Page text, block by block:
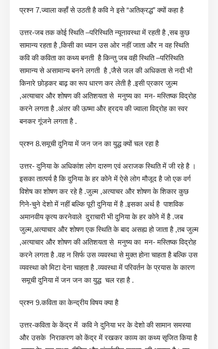
प्रश्न 7.ज्वाला कहाँ से उठती है कवि ने इसे “अतिक्रद्ध” क्यों कहा है
उत्तर-जब तक कोई स्थिति –परिस्थिति न्यूनावस्था में रहती है ,सब कुछ
सामान्य रहता है ,किसी का ध्यान उस ओर नहीं जाता और न वह स्थिति
कवि की कविता का कथ्य बनती है किन्तु जब वही स्थिति –परिस्थिति
सामान्य से असामान्य बनने लगती है ,जैसे जल की अधिकता से नदी भी
किनारे छोड़कर बाढ़ का रूप धारण कर लेती है .इसी प्रकार जुल्म
,अत्याचार और शोषण की अतिशयता से मनुष्य का मन- मस्तिष्क विद्रोह
करने लगता है .अंतर की ऊष्मा और ह्रदय की ज्वाला विद्रोह का स्वर
बनकर गूंजने लगता है .
प्रश्न 8.समूची दुनिया में जन जन का युद्ध क्यों चल रहा है
उत्तर- दुनिया के अधिकांश लोग दारुण एवं अराजक स्थिति में जी रहे है ।
इसका तात्पर्य है कि दुनिया के हर कोने में ऐसे लोग मौजूद है जो एक वर्ग
विशेष का शोषण कर रहे है .जुल्म ,अत्याचर और शोषण के शिकार कुछ
गिने-चुने देशो में नहीं बल्कि पूरी दुनिया में है .इसका अर्थ है पाशविक
अमानवीय कृत्य करनेवाले दुराचारी भी दुनिया के हर कोने में है .जब
जुल्म,अत्याचार और शोषण एक स्थिति के बाद असह्य हो जाता है ,तब जुल्म
,अत्याचार और शोषण की अतिशयता से मनुष्य का मन- मस्तिष्क विद्रोह
करने लगता है .वह न सिर्फ उस व्यवस्था से मुक्त होना चाहता है बल्कि उस
व्यवस्था को मिटा देना चाहता है .व्यवस्था में परिवर्तन के प्रयास के कारण
समूची दुनिया में जन जन का युद्ध चल रहा है .
प्रश्न 9.कविता का केन्द्रीय विषय क्या है
उत्तर-कविता के केंद्र में कवि ने दुनिया भर के देशो की सामान समस्या
और उसके निराकरण को केंद्र में रखकर काव्य का कथ्य सृजित किया है